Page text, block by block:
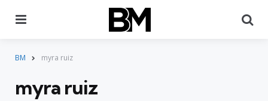
BM myra ruiz
myra ruiz